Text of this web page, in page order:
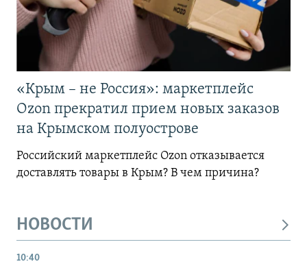
«Крым – не Россия»: маркетплейс
Ozon прекратил прием новых заказов
на Крымском полуострове
Российский маркетплейс Ozon отказывается
доставлять товары в Крым? В чем причина?
НОВОСТИ
10:40